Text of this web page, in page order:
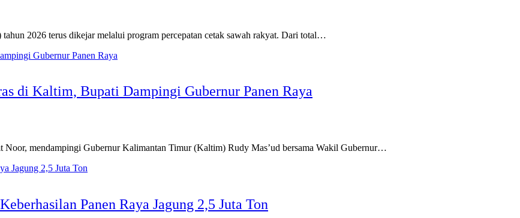
2026 terus dikejar melalui program percepatan cetak sawah rakyat. Dari total…
di Kaltim, Bupati Dampingi Gubernur Panen Raya
mendampingi Gubernur Kalimantan Timur (Kaltim) Rudy Mas’ud bersama Wakil Gubernur…
Panen Raya Jagung 2,5 Juta Ton